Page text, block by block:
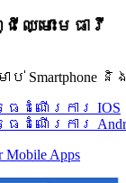
ោះមេធាវី
និង
ណើរការ IOS
ណើរការ
Mobile Apps